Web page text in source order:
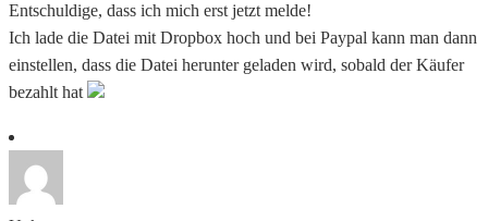
Entschuldige, dass ich mich erst jetzt melde!
Ich lade die Datei mit Dropbox hoch und bei Paypal kann man dann
einstellen, dass die Datei herunter geladen wird, sobald der Käufer
bezahlt hat